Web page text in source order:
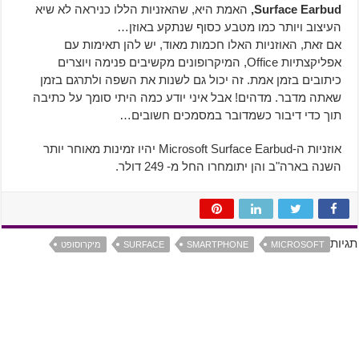
Surface Earbud,
האמת היא, שהאזניות הללו כניראה לא שיא
העיצוב ויותר כמו מטבע כסוף שנתקע באוזן…
אם זאת, האוזניות האלו חכמות מאוד, יש להן תאימות עם
אפליקצתיות Office, המיקרופונים מקשיבים פנימה ויוצרים
כיתובים בזמן אמת. זה יכול גם לשנות את השפה ולתרגם בזמן
שאתה מדבר. מדהים! אבל איני יודע כמה היתי סומך על כתיבה
תוך כדי דיבור כשמדובר במסמכים חשובים…
אוזניות ה-Microsoft Surface Earbud יהיו זמינות מאוחר יותר
השנה בארה"ב והן יתומחרו החל מ- 249 דולר.
תגיות MICROSOFT
SMARTPHONE
SURFACE מיקרוסופט